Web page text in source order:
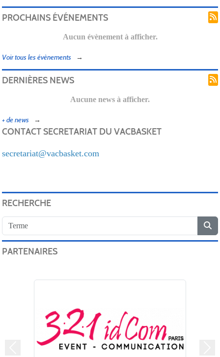
PROCHAINS ÉVÉNEMENTS
Aucun évènement à afficher.
Voir tous les évènements
DERNIÈRES NEWS
Aucune news à afficher.
+ de news
CONTACT SECRETARIAT DU VACBASKET
secretariat@vacbasket.com
RECHERCHE
PARTENAIRES